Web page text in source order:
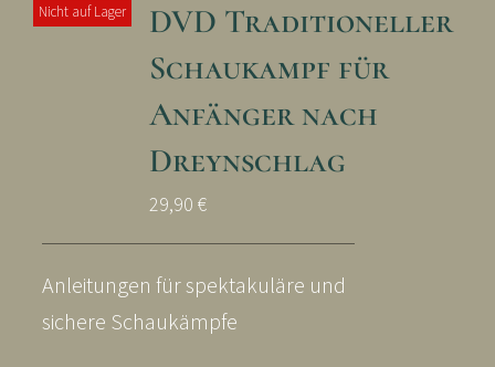
Nicht auf Lager
DVD Traditioneller
Schaukampf für
Anfänger nach
Dreynschlag
29,90 €
Anleitungen für spektakuläre und
sichere Schaukämpfe